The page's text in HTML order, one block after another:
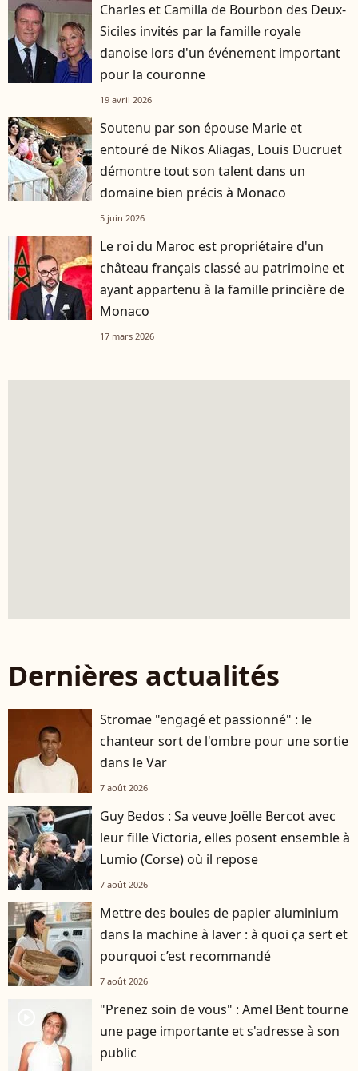
Charles et Camilla de Bourbon des Deux-
Siciles invités par la famille royale
danoise lors d'un événement important
pour la couronne
19 avril 2026
Soutenu par son épouse Marie et
entouré de Nikos Aliagas, Louis Ducruet
démontre tout son talent dans un
domaine bien précis à Monaco
5 juin 2026
Le roi du Maroc est propriétaire d'un
château français classé au patrimoine et
ayant appartenu à la famille princière de
Monaco
17 mars 2026
Dernières actualités
Stromae "engagé et passionné" : le
chanteur sort de l'ombre pour une sortie
dans le Var
7 août 2026
Guy Bedos : Sa veuve Joëlle Bercot avec
leur fille Victoria, elles posent ensemble à
Lumio (Corse) où il repose
7 août 2026
Mettre des boules de papier aluminium
dans la machine à laver : à quoi ça sert et
pourquoi c’est recommandé
7 août 2026
"Prenez soin de vous" : Amel Bent tourne
une page importante et s'adresse à son
public